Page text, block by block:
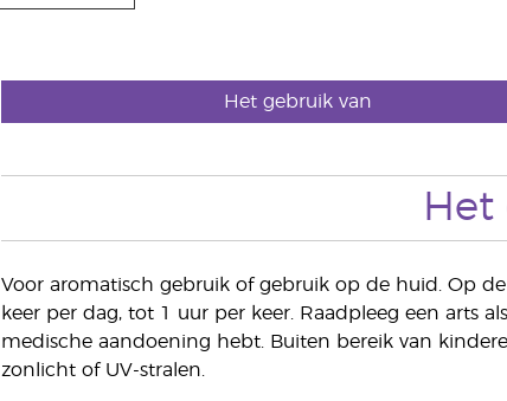
Het gebruik van
Het
Voor aromatisch gebruik of gebruik op de huid. Op
keer per dag, tot 1 uur per keer. Raadpleeg een arts
medische aandoening hebt. Buiten bereik van
zonlicht of UV-stralen.